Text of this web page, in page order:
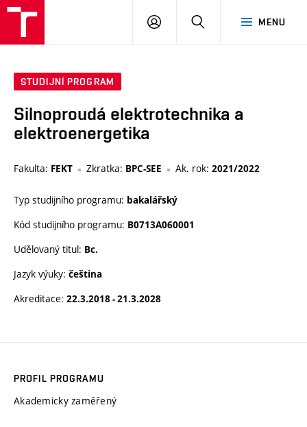
MENU
PŘIHLÁSIT
STUDIJNÍ PROGRAM
Silnoproudá elektrotechnika a
elektroenergetika
Fakulta: FEKT Zkratka: BPC-SEE Ak. rok: 2021/2022
Typ studijního programu: bakalářský
Kód studijního programu: B0713A060001
Udělovaný titul: Bc.
Jazyk výuky: čeština
Akreditace: 22.3.2018 - 21.3.2028
PROFIL PROGRAMU
Akademicky zaměřený